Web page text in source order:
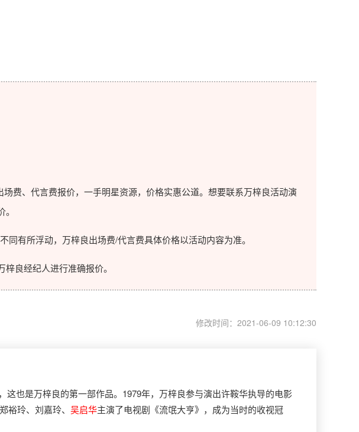
场费、代言费报价，一手明星资源，价格实惠公道。想要联系万梓良活动演
有所浮动，万梓良出场费/代言费具体价格以活动内容为准。
良经纪人进行准确报价。
修改时间：2021-06-09 10:12:30
也是万梓良的第一部作品。1979年，万梓良参与演出许鞍华执导的电影
裕玲、刘嘉玲、 吴启华主演了电视剧《流氓大亨》，成为当时的收视冠